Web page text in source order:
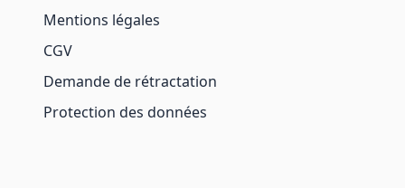
Mentions légales
CGV
Demande de rétractation
Protection des données